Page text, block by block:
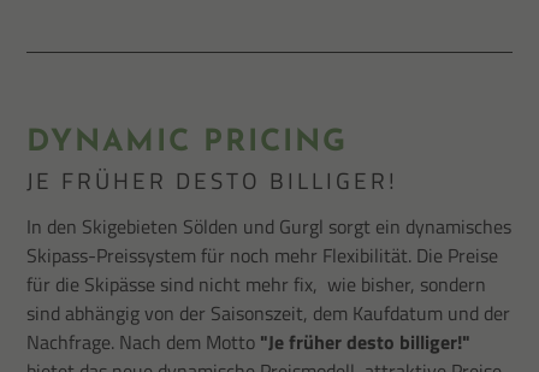
DYNAMIC PRICING
JE FRÜHER DESTO BILLIGER!
In den Skigebieten Sölden und Gurgl sorgt ein dynamisches
Skipass-Preissystem für noch mehr Flexibilität. Die Preise
für die Skipässe sind nicht mehr fix, wie bisher, sondern
sind abhängig von der Saisonszeit, dem Kaufdatum und der
Nachfrage. Nach dem Motto "Je früher desto billiger!"